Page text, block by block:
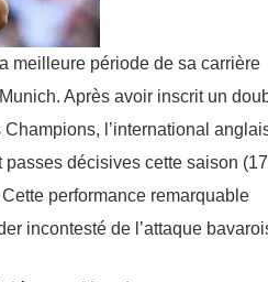
meilleure période de sa carrière
Après avoir inscrit un
l’international
passes décisives cette saison (17
performance remarquable
incontesté de l’attaque